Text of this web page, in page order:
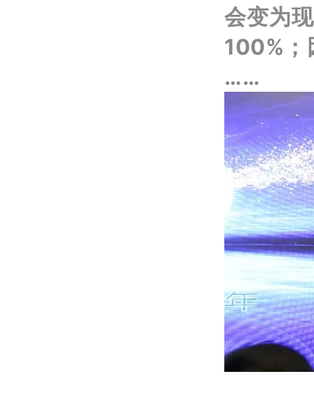
会变为
100%；
……